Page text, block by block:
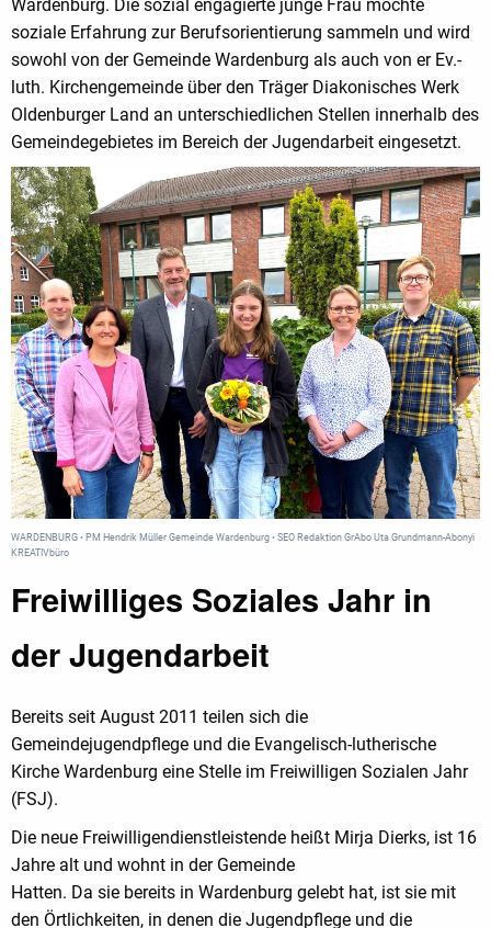
Wardenburg. Die sozial engagierte junge Frau möchte
soziale Erfahrung zur Berufsorientierung sammeln und wird
sowohl von der Gemeinde Wardenburg als auch von er Ev.-
luth. Kirchengemeinde über den Träger Diakonisches Werk
Oldenburger Land an unterschiedlichen Stellen innerhalb des
Gemeindegebietes im Bereich der Jugendarbeit eingesetzt.
WARDENBURG • PM Hendrik Müller Gemeinde Wardenburg • SEO Redaktion GrAbo Uta Grundmann-Abonyi
KREATIVbüro
Freiwilliges Soziales Jahr in
der Jugendarbeit
Bereits seit August 2011 teilen sich die
Gemeindejugendpflege und die Evangelisch-lutherische
Kirche Wardenburg eine Stelle im Freiwilligen Sozialen Jahr
(FSJ).
Die neue Freiwilligendienstleistende heißt Mirja Dierks, ist 16
Jahre alt und wohnt in der Gemeinde
Hatten. Da sie bereits in Wardenburg gelebt hat, ist sie mit
den Örtlichkeiten, in denen die Jugendpflege und die